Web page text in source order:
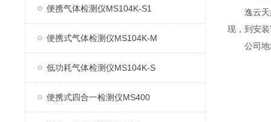
便携气体检测仪MS104K-S1
便携式气体检测仪MS104K-M
低功耗气体检测仪MS104K-S
便携式四合一检测仪MS400
逸云天始
现，到安
公司地址